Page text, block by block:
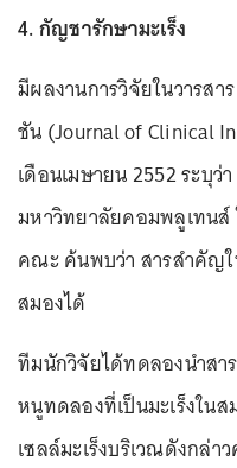
4. กัญชารักษามะเร็ง
มีผลงานการวิจัยในวารส
ชัน (Journal of Clinical
เดือนเมษายน 2552 ระบุว่
มหาวิทยาลัยคอมพลูเทนส์
คณะ ค้นพบว่า สารสำคัญ
สมองได้
ทีมนักวิจัยได้ทดลองนำส
หนูทดลองที่เป็นมะเร็งใน
เซลล์มะเร็งบริเวณดังกล่